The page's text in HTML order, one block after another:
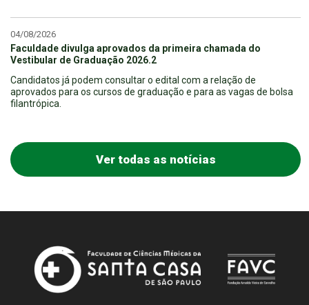
04/08/2026
Faculdade divulga aprovados da primeira chamada do
Vestibular de Graduação 2026.2
Candidatos já podem consultar o edital com a relação de
aprovados para os cursos de graduação e para as vagas de bolsa
filantrópica.
Ver todas as notícias